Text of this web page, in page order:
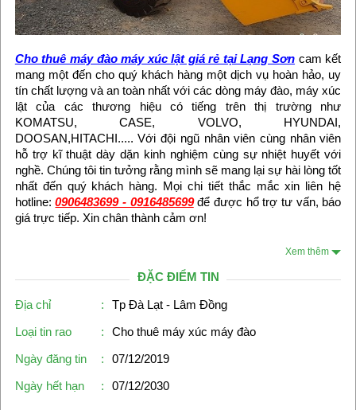
Cho thuê máy đào máy xúc lật giá rẻ tại Lạng Sơn cam kết
mang một đến cho quý khách hàng một dịch vụ hoàn hảo, uy
tín chất lượng và an toàn nhất với các dòng máy đào, máy xúc
lật của các thương hiệu có tiếng trên thị trường như
KOMATSU, CASE, VOLVO, HYUNDAI,
DOOSAN,HITACHI..... Với đội ngũ nhân viên cùng nhân viên
hỗ trợ kĩ thuật dày dặn kinh nghiệm cùng sự nhiệt huyết với
nghề. Chúng tôi tin tưởng rằng mình sẽ mang lại sự hài lòng tốt
nhất đến quý khách hàng. Mọi chi tiết thắc mắc xin liên hệ
hotline:0906483699 - 0916485699để được hổ trợ tư vấn, báo
giá trực tiếp. Xin chân thành cảm ơn!
Xem thêm
ĐẶC ĐIỂM TIN
Địa chỉ :
Tp Đà Lạt - Lâm Đồng
Loại tin rao
:
Cho thuê máy xúc máy đào
Ngày đăng tin
:
07/12/2019
Ngày hết hạn
: 07/12/2030